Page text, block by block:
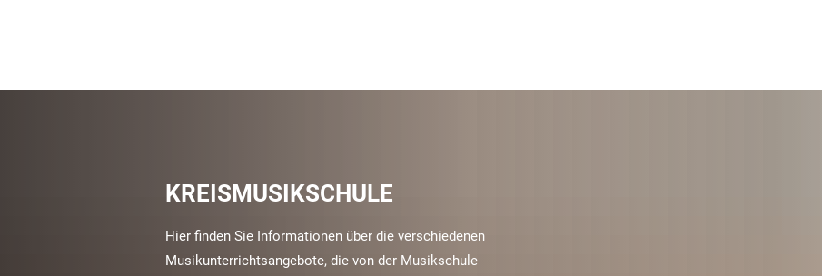
KREISMUSIKSCHULE
Hier finden Sie Informationen über die verschiedenen
Musikunterrichtsangebote, die von der Musikschule